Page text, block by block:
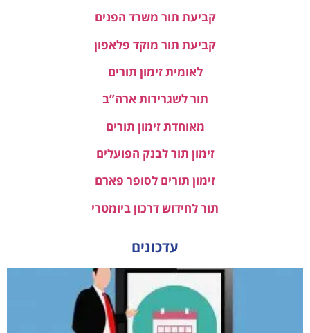
קביעת תור משרד הפנים
קביעת תור מוקד פלאפון
לאומית זימון תורים
תור לשגרירות ארה”ב
מאוחדת זימון תורים
זימון תור לבנק הפועלים
זימון תורים לסופר פארם
תור לחידוש דרכון ביומטרי
עדכונים